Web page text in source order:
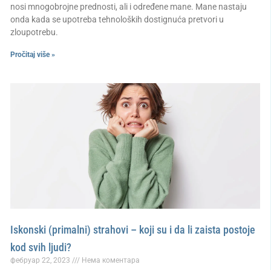
nosi mnogobrojne prednosti, ali i određene mane. Mane nastaju
onda kada se upotreba tehnoloških dostignuća pretvori u
zloupotrebu.
Pročitaj više »
Iskonski (primalni) strahovi – koji su i da li zaista postoje
kod svih ljudi?
фебруар 22, 2023 Нема коментара